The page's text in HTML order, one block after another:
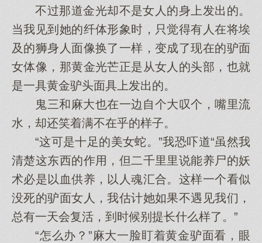
不过那道金光却不是女人的身上发出的。
当我见到她的纤体形象时，只觉得有人在将埃
及的狮身人面像换了一样，变成了现在的驴面
女体像，那黄金光芒正是从女人的头部，也就
是一具黄金驴头面具上发出的。
鬼三和麻大也在一边自个大叹个，嘴里流
水，却还笑着满不在乎的样子。
“这可是十足的美女蛇。”我恐吓道“虽然我
清楚这东西的作用，但二千里里说能养尸的妖
术必是以血供养，以人魂汇合。这样一个看似
没死的驴面女人，我估计她如果不遇见我们，
总有一天会复活，到时候别提长什么样了。”
“怎么办？”麻大一脸盯着黄金驴面看，眼